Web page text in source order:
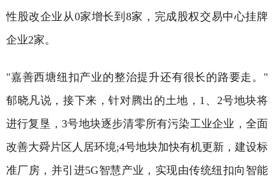
性股改企业从0家增长到8家，完成股权交易中心挂牌
企业2家。
"嘉善西塘纽扣产业的整治提升还有很长的路要走。"
郁晓凡说，接下来，针对腾出的土地，1、2号地块将
进行复垦，3号地块逐步清零所有污染工业企业，全面
改善大舜片区人居环境;4号地块加快有机更新，建设标
准厂房，并引进5G智慧产业，实现由传统纽扣向智能